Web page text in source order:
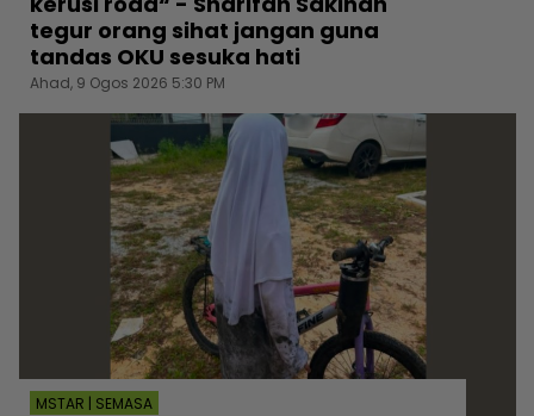
tegur orang sihat jangan guna
tandas OKU sesuka hati
Ahad, 9 Ogos 2026 5:30 PM
MSTAR | SEMASA